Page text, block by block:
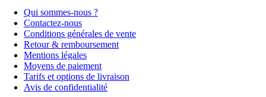
Qui sommes-nous ?
Contactez-nous
Conditions générales de vente
Retour & remboursement
Mentions légales
Moyens de paiement
Tarifs et options de livraison
Avis de confidentialité